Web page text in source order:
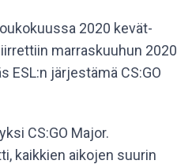
2020 kevät-
marraskuuhun 2020
ESL:n järjestämä CS:GO
CS:GO Major.
kaikkien aikojen suurin